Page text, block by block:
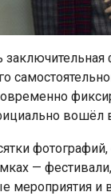
вошёл
—
мероприятия и